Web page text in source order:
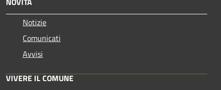
Notizie
Comunicati
Avvisi
VIVERE IL COMUNE